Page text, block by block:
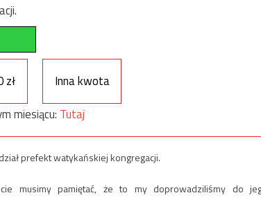
zł
Inna kwota
miesiącu: Tutaj
prefekt watykańskiej kongregacji.
musimy pamiętać, że to my doprowadziliśmy do